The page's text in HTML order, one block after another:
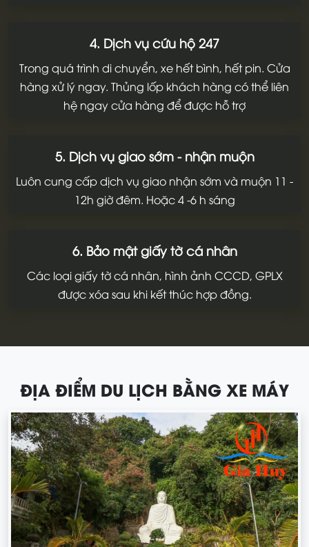
4. Dịch vụ cứu hộ 247
Trong quá trình di chuyển, xe hết bình, hết pin. Cửa
hàng xử lý ngay. Thủng lốp khách hàng có thể liên
hệ ngay cửa hàng để được hỗ trợ
5. Dịch vụ giao sớm - nhận muộn
Luôn cung cấp dịch vụ giao nhận sớm và muộn 11 -
12h giờ đêm. Hoặc 4 -6 h sáng
6. Bảo mật giấy tờ cá nhân
Các loại giấy tờ cá nhân, hình ảnh CCCD, GPLX
được xóa sau khi kết thúc hợp đồng.
ĐỊA ĐIỂM DU LỊCH BẰNG XE MÁY